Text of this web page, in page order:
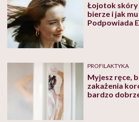
Łojotok skóry
bierze i jak
Podpowiada
PROFILAKTYKA
Myjesz ręce,
zakażenia
bardzo